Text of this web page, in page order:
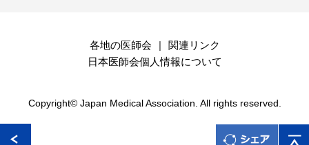
各地の医師会
関連リンク
日本医師会個人情報について
Copyright© Japan Medical Association. All rights reserved.